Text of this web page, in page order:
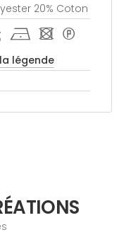
20% Coton
h - *
légende